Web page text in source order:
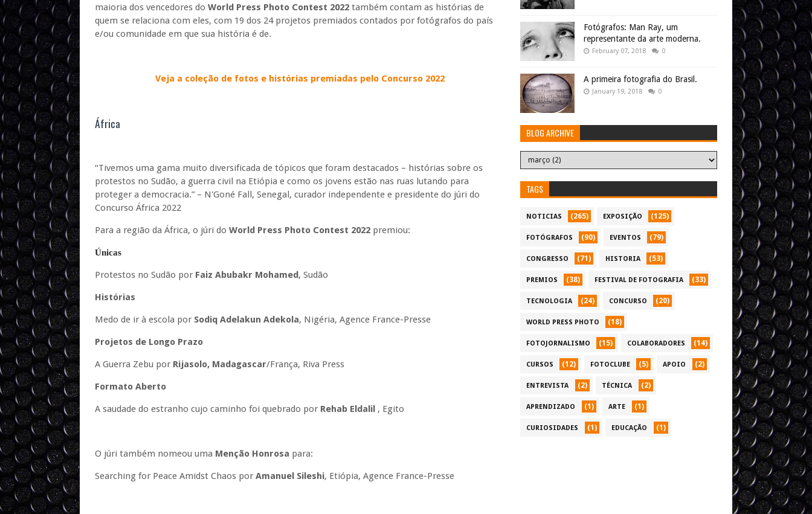
maioria dos vencedores do World Press Photo Contest 2022 também contam as histórias de
quem se relaciona com eles, com 19 dos 24 projetos premiados contados por fotógrafos do país
e/ou comunidade em que sua história é de.
Veja a coleção de fotos e histórias premiadas pelo Concurso 2022
África
“Tivemos uma gama muito diversificada de tópicos que foram destacados – histórias sobre os
protestos no Sudão, a guerra civil na Etiópia e como os jovens estão nas ruas lutando para
proteger a democracia.” – N'Goné Fall, Senegal, curador independente e presidente do júri do
Concurso África 2022
Para a região da África, o júri do World Press Photo Contest 2022 premiou:
Únicas
Protestos no Sudão por Faiz Abubakr Mohamed, Sudão
Histórias
Medo de ir à escola por Sodiq Adelakun Adekola, Nigéria, Agence France-Presse
Projetos de Longo Prazo
A Guerra Zebu por Rijasolo, Madagascar/França, Riva Press
Formato Aberto
A saudade do estranho cujo caminho foi quebrado por Rehab Eldalil , Egito
O júri também nomeou uma Menção Honrosa para:
Searching for Peace Amidst Chaos por Amanuel Sileshi, Etiópia, Agence France-Presse
Fotógrafos: Man Ray, um
representante da arte moderna.
February 07, 2018 0
A primeira fotografia do Brasil.
January 19, 2018 0
BLOG ARCHIVE
TAGS
NOTICIAS (265) EXPOSIÇÃO (125)
FOTÓGRAFOS (90) EVENTOS (79)
CONGRESSO (71) HISTORIA (53)
PREMIOS (38) FESTIVAL DE FOTOGRAFIA (33)
TECNOLOGIA (24) CONCURSO (20)
WORLD PRESS PHOTO (18)
FOTOJORNALISMO (15) COLABORADORES (14)
CURSOS (12) FOTOCLUBE (5) APOIO (2)
ENTREVISTA (2) TÉCNICA (2)
APRENDIZADO (1) ARTE (1)
CURIOSIDADES (1) EDUCAÇÃO (1)